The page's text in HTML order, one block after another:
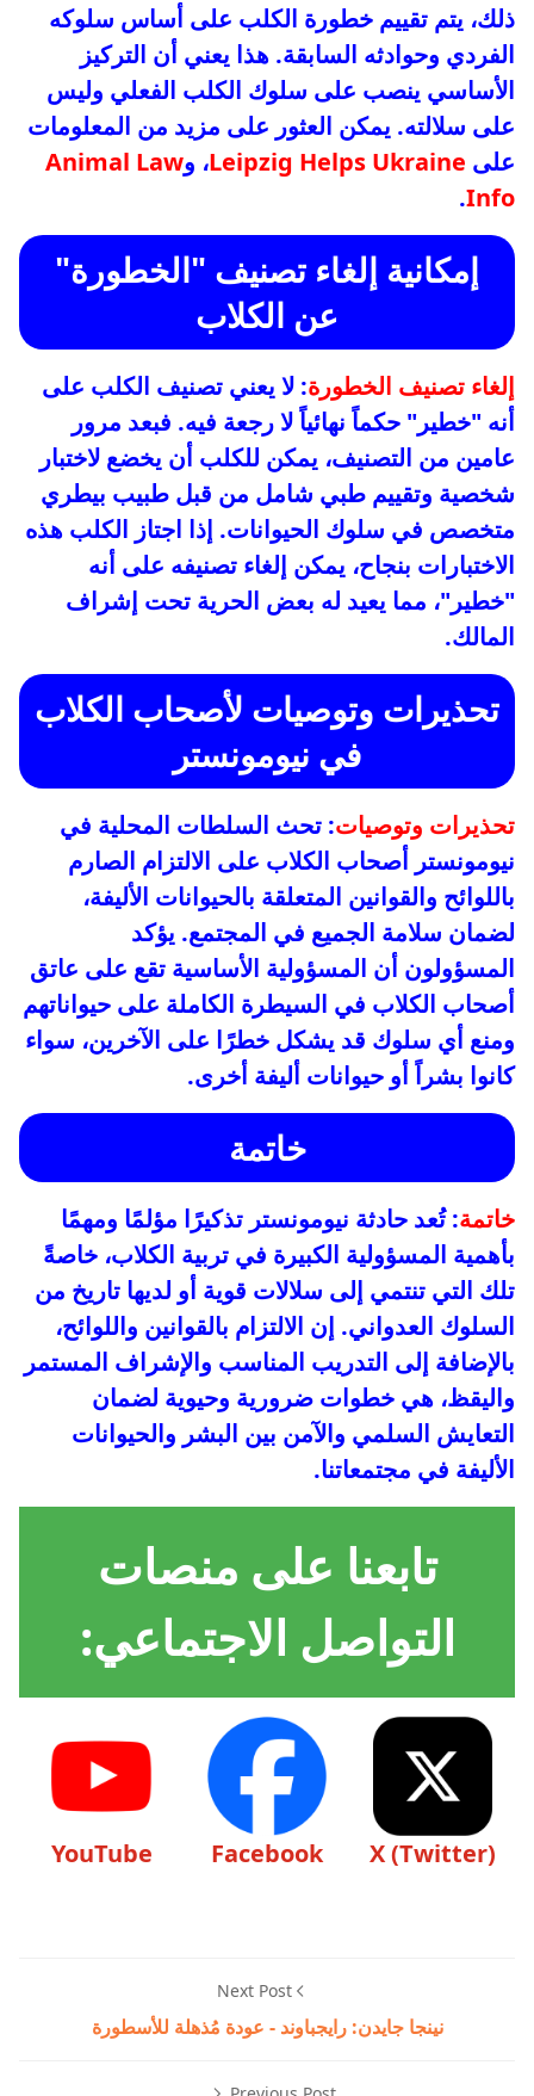
ذلك، يتم تقييم خطورة الكلب على أساس سلوكه
الفردي وحوادثه السابقة. هذا يعني أن التركيز
الأساسي ينصب على سلوك الكلب الفعلي وليس
على سلالته. يمكن العثور على مزيد من المعلومات
على Leipzig Helps Ukraine، وAnimal Law
Info
.
إمكانية إلغاء تصنيف "الخطورة"
عن الكلاب
إلغاء تصنيف الخطورة: لا يعني تصنيف الكلب على
أنه "خطير" حكماً نهائياً لا رجعة فيه. فبعد مرور
عامين من التصنيف، يمكن للكلب أن يخضع لاختبار
شخصية وتقييم طبي شامل من قبل طبيب بيطري
متخصص في سلوك الحيوانات. إذا اجتاز الكلب هذه
الاختبارات بنجاح، يمكن إلغاء تصنيفه على أنه
"خطير"، مما يعيد له بعض الحرية تحت إشراف
المالك.
تحذيرات وتوصيات لأصحاب الكلاب
في نيومونستر
تحذيرات وتوصيات: تحث السلطات المحلية في
نيومونستر أصحاب الكلاب على الالتزام الصارم
باللوائح والقوانين المتعلقة بالحيوانات الأليفة،
لضمان سلامة الجميع في المجتمع. يؤكد
المسؤولون أن المسؤولية الأساسية تقع على عاتق
أصحاب الكلاب في السيطرة الكاملة على حيواناتهم
ومنع أي سلوك قد يشكل خطرًا على الآخرين، سواء
كانوا بشراً أو حيوانات أليفة أخرى.
خاتمة
خاتمة: تُعد حادثة نيومونستر تذكيرًا مؤلمًا ومهمًا
بأهمية المسؤولية الكبيرة في تربية الكلاب، خاصةً
تلك التي تنتمي إلى سلالات قوية أو لديها تاريخ من
السلوك العدواني. إن الالتزام بالقوانين واللوائح،
بالإضافة إلى التدريب المناسب والإشراف المستمر
واليقظ، هي خطوات ضرورية وحيوية لضمان
التعايش السلمي والآمن بين البشر والحيوانات
الأليفة في مجتمعاتنا.
تابعنا على منصات
التواصل الاجتماعي:
X (Twitter)
Facebook
YouTube
Next Post
نينجا جايدن: رايجباوند - عودة مُذهلة للأسطورة